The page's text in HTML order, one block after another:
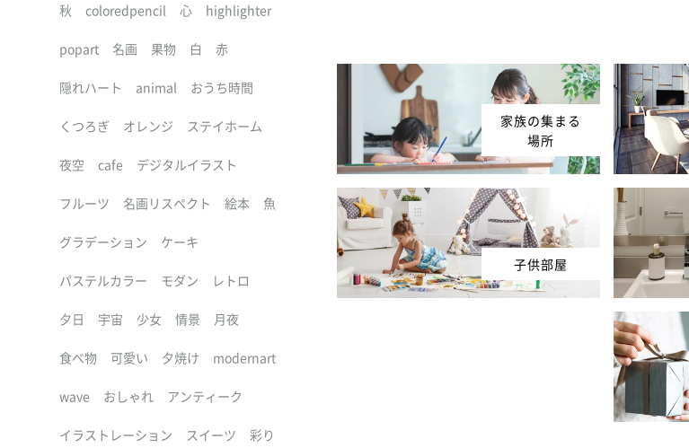
家族の集まる
場所
子供部屋
秋 coloredpencil 心 highlighter
popart 名画 果物 白 赤
隠れハート animal おうち時間
くつろぎ オレンジ ステイホーム
夜空 cafe デジタルイラスト
フルーツ 名画リスペクト 絵本 魚
グラデーション ケーキ
パステルカラー モダン レトロ
夕日 宇宙 少女 情景 月夜
食べ物 可愛い 夕焼け modernart
wave おしゃれ アンティーク
イラストレーション スイーツ 彩り